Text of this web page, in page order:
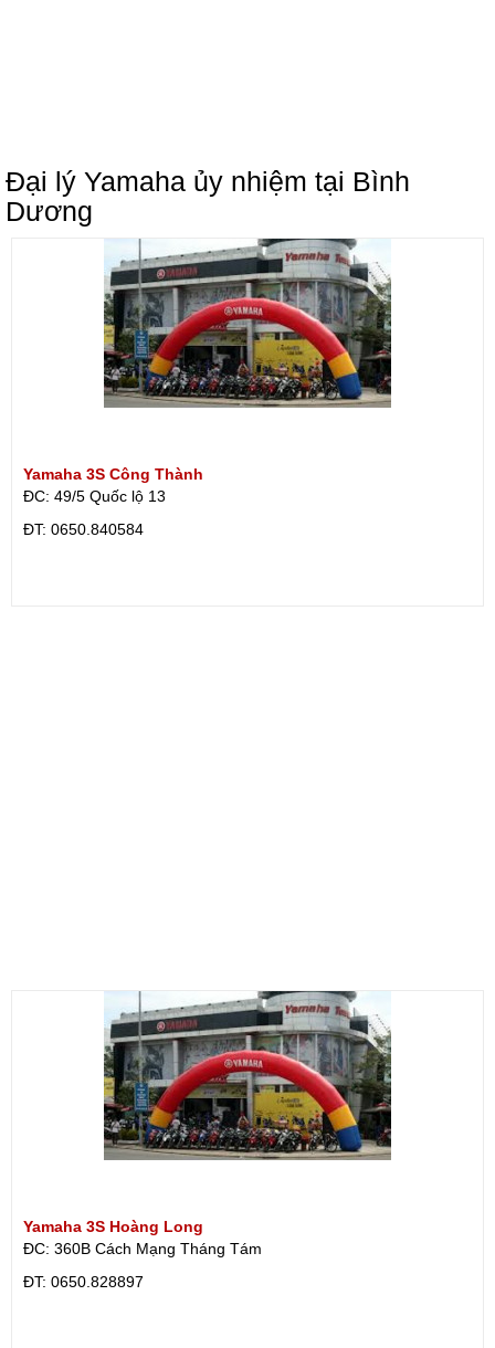
Đại lý Yamaha ủy nhiệm tại Bình
Dương
Yamaha 3S Công Thành
ĐC: 49/5 Quốc lộ 13
ÐT: 0650.840584
Yamaha 3S Hoàng Long
ĐC: 360B Cách Mạng Tháng Tám
ÐT: 0650.828897